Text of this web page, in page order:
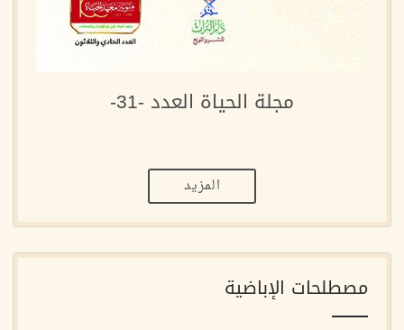
مجلة الحياة العدد -31-
المزيد
مصطلحات الإباضية